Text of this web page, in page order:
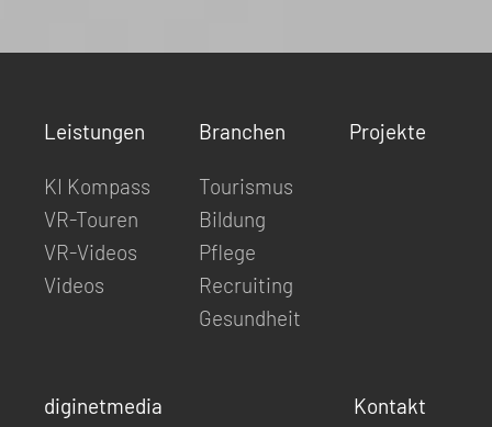
Leistungen
KI Kompass
VR-Touren
VR-Videos
Videos
Branchen
Tourismus
Bildung
Pflege
Recruiting
Gesundheit
Projekte
diginetmedia Kontakt